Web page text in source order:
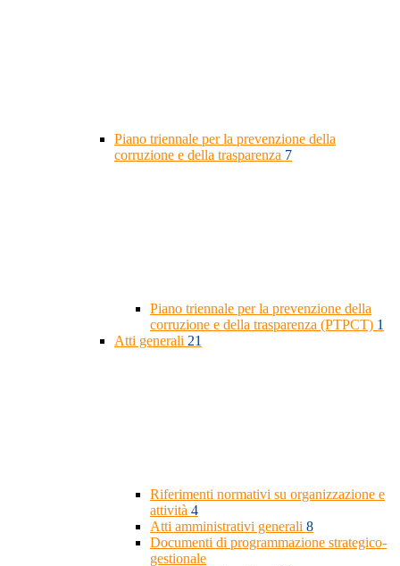
Piano triennale per la prevenzione della
corruzione e della trasparenza 7
Piano triennale per la prevenzione della
corruzione e della trasparenza (PTPCT) 1
Atti generali 21
Riferimenti normativi su organizzazione e
attività 4
Atti amministrativi generali 8
Documenti di programmazione strategico-
gestionale